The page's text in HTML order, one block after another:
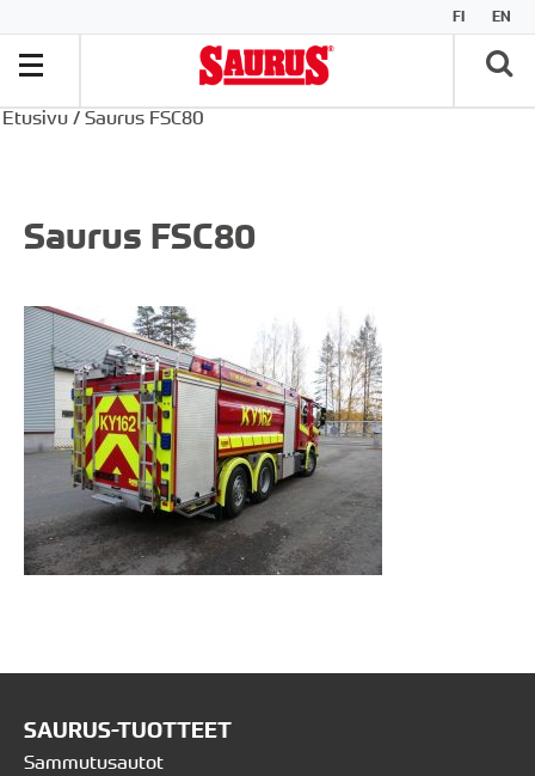
FI EN
Etusivu / Saurus FSC80
Saurus FSC80
SAURUS-TUOTTEET
Sammutusautot